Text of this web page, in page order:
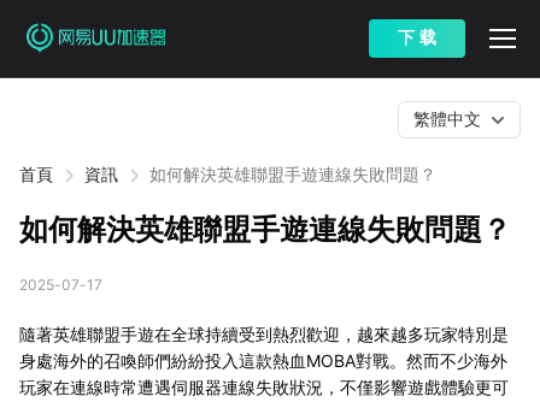
下 载
首頁 資訊 如何解決英雄聯盟手遊連線失敗問題？
繁體中文
如何解決英雄聯盟手遊連線失敗問題？
2025-07-17
隨著英雄聯盟手遊在全球持續受到熱烈歡迎，越來越多玩家特別是
身處海外的召喚師們紛紛投入這款熱血MOBA對戰。然而不少海外
玩家在連線時常遭遇伺服器連線失敗狀況，不僅影響遊戲體驗更可